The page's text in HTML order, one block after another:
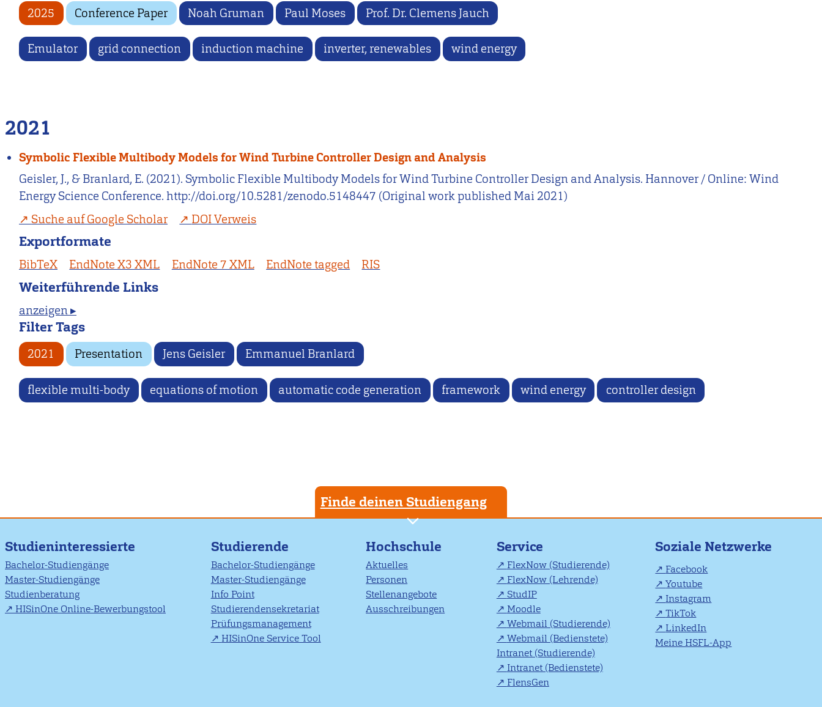
2025 Conference Paper Noah Gruman Paul Moses Prof. Dr. Clemens Jauch
Emulator grid connection induction machine inverter, renewables wind energy
2021
Symbolic Flexible Multibody Models for Wind Turbine Controller Design and Analysis
Geisler, J., & Branlard, E. (2021). Symbolic Flexible Multibody Models for Wind Turbine Controller Design and Analysis. Hannover / Online: Wind
Energy Science Conference. http://doi.org/10.5281/zenodo.5148447 (Original work published Mai 2021)
Suche auf Google Scholar
DOI Verweis
Exportformate
BibTeX EndNote X3 XML EndNote 7 XML EndNote tagged RIS
Weiterführende Links
anzeigen ▸
Filter Tags
2021 Presentation Jens Geisler Emmanuel Branlard
flexible multi-body equations of motion automatic code generation framework wind energy controller design
Finde deinen Studiengang
Studieninteressierte
Bachelor-Studiengänge
Master-Studiengänge
Studienberatung
HISinOne Online-Bewerbungstool
Studierende
Bachelor-Studiengänge
Master-Studiengänge
Info Point
Studierendensekretariat
Prüfungsmanagement
HISinOne Service Tool
Hochschule
Aktuelles
Personen
Stellenangebote
Ausschreibungen
Service
FlexNow (Studierende)
FlexNow (Lehrende)
StudIP
Moodle
Webmail (Studierende)
Webmail (Bedienstete)
Intranet (Studierende)
Intranet (Bedienstete)
FlensGen
Soziale Netzwerke
Facebook
Youtube
Instagram
TikTok
LinkedIn
Meine HSFL-App